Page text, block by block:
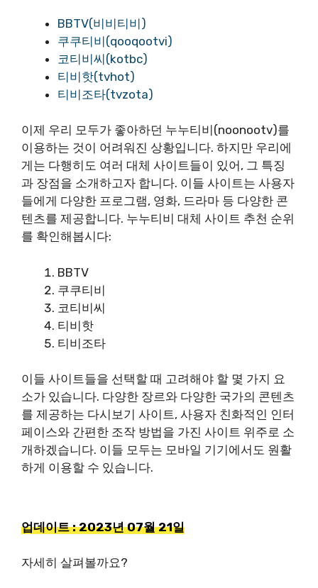
BBTV(비비티비)
쿠쿠티비(qooqootvi)
코티비씨(kotbc)
티비핫(tvhot)
티비조타(tvzota)
이제 우리 모두가 좋아하던 누누티비(noonootv)를
이용하는 것이 어려워진 상황입니다. 하지만 우리에
게는 다행히도 여러 대체 사이트들이 있어, 그 특징
과 장점을 소개하고자 합니다. 이들 사이트는 사용자
들에게 다양한 프로그램, 영화, 드라마 등 다양한 콘
텐츠를 제공합니다. 누누티비 대체 사이트 추천 순위
를 확인해봅시다:
BBTV
쿠쿠티비
코티비씨
티비핫
티비조타
이들 사이트들을 선택할 때 고려해야 할 몇 가지 요
소가 있습니다. 다양한 장르와 다양한 국가의 콘텐츠
를 제공하는 다시보기 사이트, 사용자 친화적인 인터
페이스와 간편한 조작 방법을 가진 사이트 위주로 소
개하겠습니다. 이들 모두는 모바일 기기에서도 원활
하게 이용할 수 있습니다.
업데이트 : 2023년 07월 21일
자세히 살펴볼까요?